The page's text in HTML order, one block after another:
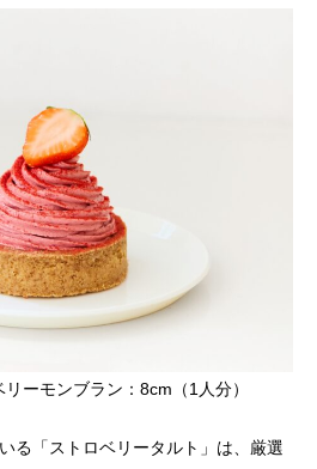
ーモンブラン：8cm（1人分）
る「ストロベリータルト」は、厳選